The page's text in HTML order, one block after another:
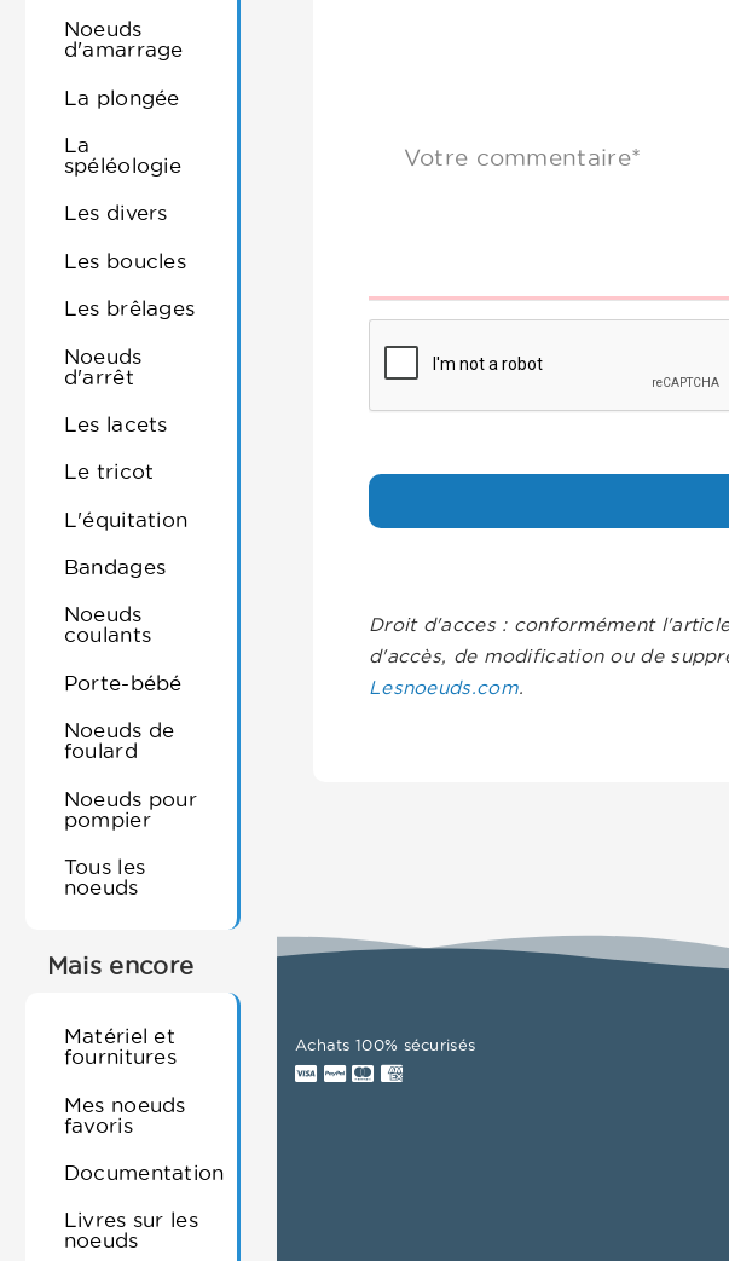
Noeuds
d'amarrage
La plongée
La
spéléologie
Les divers
Les boucles
Les brêlages
Noeuds
d'arrêt
Les lacets
Le tricot
L'équitation
Bandages
Noeuds
coulants
Porte-bébé
Noeuds de
foulard
Noeuds pour
pompier
Tous les
noeuds
Mais encore
Matériel et
fournitures
Mes noeuds
favoris
Documentation
Livres sur les
noeuds
Votre commentaire*
Droit d'acces : conformément
d'accès, de modification ou de
Lesnoeuds.com.
Achats 100% sécurisés